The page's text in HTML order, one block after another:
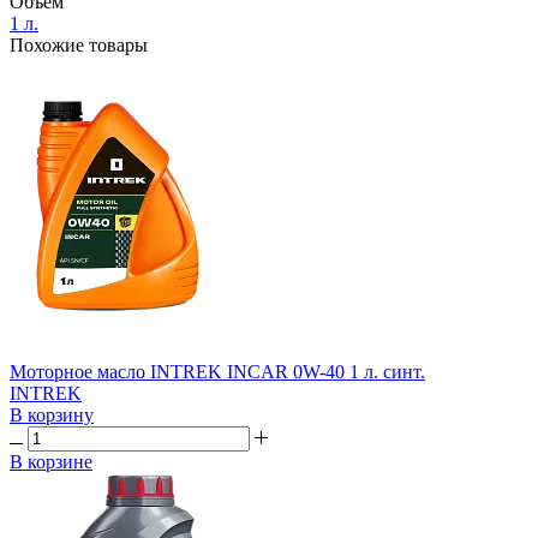
1 л.
Похожие товары
Моторное масло INTREK INCAR 0W-40 1 л. синт.
INTREK
В корзину
В корзине